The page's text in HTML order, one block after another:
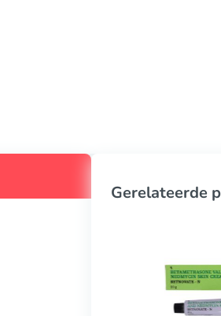
Gerelateerde